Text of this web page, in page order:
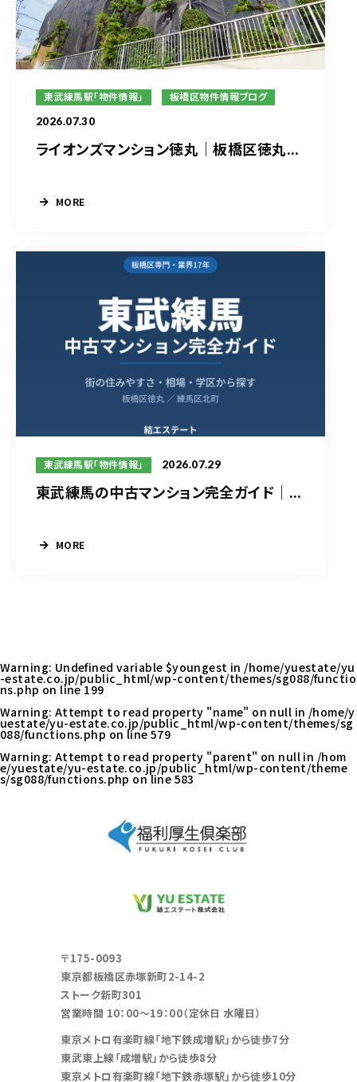
東武練馬駅「物件情報」 板橋区物件情報ブログ
2026.07.30
ライオンズマンション徳丸｜板橋区徳丸...
MORE
東武練馬駅「物件情報」 2026.07.29
東武練馬の中古マンション完全ガイド｜...
MORE
Warning: Undefined variable $youngest in /home/yuestate/yu
-estate.co.jp/public_html/wp-content/themes/sg088/functio
ns.php on line199
Warning: Attempt to read property "name" on null in /home/y
uestate/yu-estate.co.jp/public_html/wp-content/themes/sg
088/functions.php on line 579
Warning: Attempt to read property "parent" on null in /hom
e/yuestate/yu-estate.co.jp/public_html/wp-content/theme
s/sg088/functions.php on line 583
〒175-0093
東京都板橋区赤塚新町2-14-2
ストーク新町301
営業時間 10：00～19：00（定休日 水曜日）
東京メトロ有楽町線「地下鉄成増駅」から徒歩7分
東武東上線「成増駅」から徒歩8分
東京メトロ有楽町線「地下鉄赤塚駅」から徒歩10分